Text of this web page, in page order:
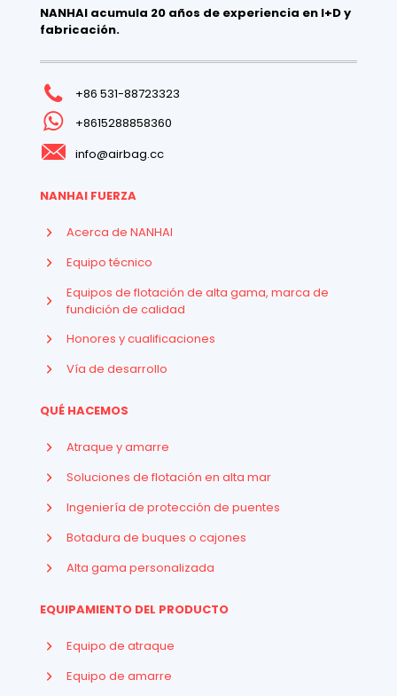
NANHAI acumula 20 años de experiencia en I+D y
fabricación.
+86 531-88723323
+8615288858360
info@airbag.cc
NANHAI FUERZA
Acerca de NANHAI
Equipo técnico
Equipos de flotación de alta gama, marca de
fundición de calidad
Honores y cualificaciones
Vía de desarrollo
QUÉ HACEMOS
Atraque y amarre
Soluciones de flotación en alta mar
Ingeniería de protección de puentes
Botadura de buques o cajones
Alta gama personalizada
EQUIPAMIENTO DEL PRODUCTO
Equipo de atraque
Equipo de amarre